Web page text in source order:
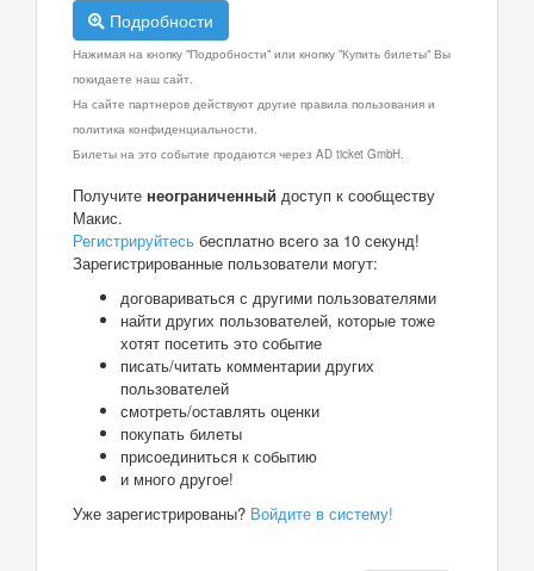
Подробности
Нажимая на кнопку "Подробности" или кнопку "Купить билеты" Вы
покидаете наш сайт.
На сайте партнеров действуют другие правила пользования и
политика конфиденциальности.
Билеты на это событие продаются через AD ticket GmbH.
Получите неограниченный доступ к сообществу
Макис.
Регистрируйтесь бесплатно всего за 10 секунд!
Зарегистрированные пользователи могут:
договариваться с другими пользователями
найти других пользователей, которые тоже
хотят посетить это событие
писать/читать комментарии других
пользователей
смотреть/оставлять оценки
покупать билеты
присоединиться к событию
и много другое!
Уже зарегистрированы? Войдите в систему!